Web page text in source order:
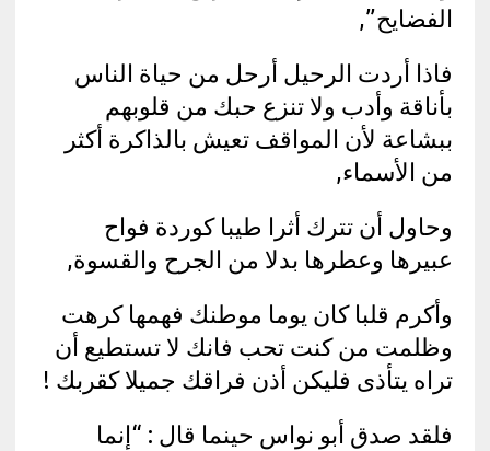
الفضايح”,
فاذا أردت الرحيل أرحل من حياة الناس
بأناقة وأدب ولا تنزع حبك من قلوبهم
ببشاعة لأن المواقف تعيش بالذاكرة أكثر
من الأسماء,
وحاول أن تترك أثرا طيبا كوردة فواح
عبيرها وعطرها بدلا من الجرح والقسوة,
وأكرم قلبا كان يوما موطنك فهمها كرهت
وظلمت من كنت تحب فانك لا تستطيع أن
تراه يتأذى فليكن أذن فراقك جميلا كقربك !
فلقد صدق أبو نواس حينما قال : “إنما